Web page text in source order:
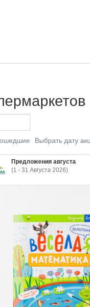
Выбрать дату
Предложения августа
(1 - 31 Августа 2026)